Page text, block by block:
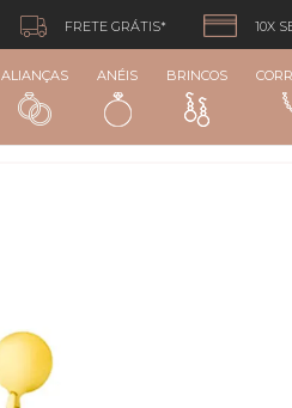
FRETE GRÁTIS* 10X
ALIANÇAS ANÉIS BRINCOS